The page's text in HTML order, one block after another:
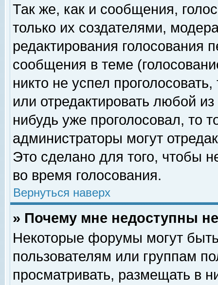
Так же, как и сообщения,
только их создателями,
редактирования голосования
сообщения в теме
никто не успел
или отредактировать любой
нибудь уже проголосовал, то
администраторы могут
Это сделано для того, чтобы
во время голосования.
Вернуться наверх
» Почему мне недоступны
Некоторые форумы могут
пользователям или группам
просматривать, размещать в